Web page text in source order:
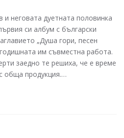
неговата дуетната половинка
си албум с български
„Душа гори, песен
им съвместна работа.
заедно те решиха, че е време
обща продукция.…